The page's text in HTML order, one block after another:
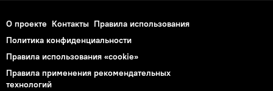
О проекте Контакты Правила использования
Политика конфиденциальности
Правила использования «cookie»
Правила применения рекомендательных
технологий